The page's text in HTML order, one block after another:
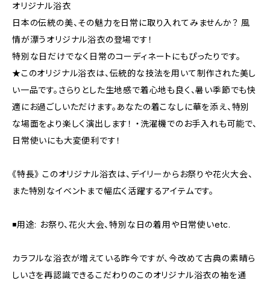
オリジナル浴衣
日本の伝統の美、その魅力を日常に取り入れてみませんか？ 風
情が漂うオリジナル浴衣の登場です！
特別な日だけでなく日常のコーディネートにもぴったりです。
★このオリジナル浴衣は、伝統的な技法を用いて制作された美し
い一品です。さらりとした生地感で着心地も良く、暑い季節でも快
適にお過ごしいただけます。あなたの着こなしに華を添え、特別
な場面をより楽しく演出します！ ・洗濯機でのお手入れも可能で、
日常使いにも大変便利です！
《特長》 このオリジナル浴衣は、デイリーからお祭りや花火大会、
また特別なイベントまで幅広く活躍するアイテムです。
◾️用途: お祭り、花火大会、特別な日の着用や日常使いetc.
カラフルな浴衣が増えている昨今ですが、今改めて古典の素晴ら
しいさを再認識できるこだわりのこのオリジナル浴衣の袖を通